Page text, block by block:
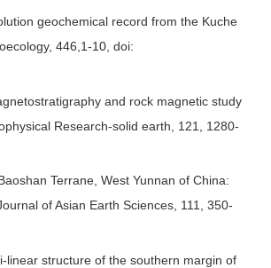
geochemical record from the Kuche
446,1-10, doi:
and rock magnetic study
Research-solid earth, 121, 1280-
Terrane, West Yunnan of China:
of Asian Earth Sciences, 111, 350-
linear structure of the southern margin of